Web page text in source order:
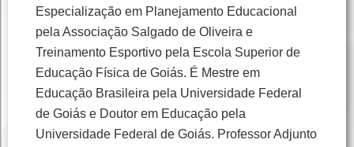
Especialização em Planejamento Educacional
pela Associação Salgado de Oliveira e
Treinamento Esportivo pela Escola Superior de
Educação Física de Goiás. É Mestre em
Educação Brasileira pela Universidade Federal
de Goiás e Doutor em Educação pela
Universidade Federal de Goiás. Professor Adjunto